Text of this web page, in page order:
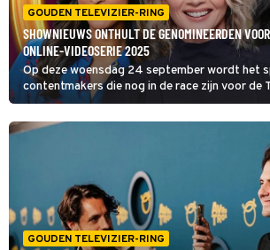
GOUDEN TELEVIZIER-RING
SHOWNIEUWS ONTHULT DE GENOMINEERDEN
ONLINE-VIDEOSERIE 2025
Op deze woensdag 24 september wordt het
contentmakers die nog in de race zijn voor de
Online-videoserie 2025. Shownieuws onthult
genomineerden in deze categorie.
GOUDEN TELEVIZIER-RING